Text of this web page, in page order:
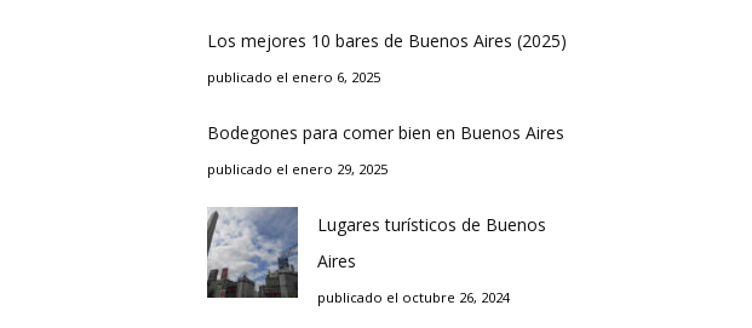
Los mejores 10 bares de Buenos Aires (2025)
publicado el enero 6, 2025
Bodegones para comer bien en Buenos Aires
publicado el enero 29, 2025
Lugares turísticos de Buenos
Aires
publicado el octubre 26, 2024